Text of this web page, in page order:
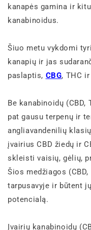
kanapės gamina ir
kanabinoidus.
Šiuo metu vykdomi
kanapių ir jas
paslaptis, CBG, THC
Be kanabinoidų (CBD,
pat gausu terpenų ir
angliavandenilių
įvairius CBD žiedų ir
skleisti vaisių, gėlių,
Šios medžiagos
tarpusavyje ir būtent
potencialą.
Įvairių kanabinoidų